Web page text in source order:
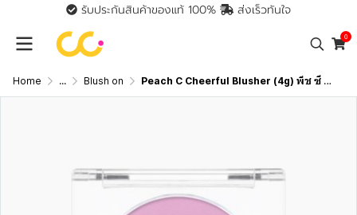
รับประกันสินค้าของแท้ 100% ส่งเร็วทันใจ
0
Home ... Blush on Peach C Cheerful Blusher (4g) พีช ซี บลัช